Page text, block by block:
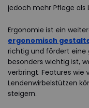
jedoch mehr Pflege als
Ergonomie ist ein
ergonomisch
richtig und fördert eine
besonders wichtig ist,
verbringt. Features wie
Lendenwirbelstützen
steigern.